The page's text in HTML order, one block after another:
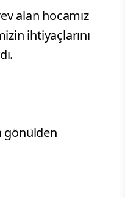
alan hocamız
ihtiyaçlarını
gönülden